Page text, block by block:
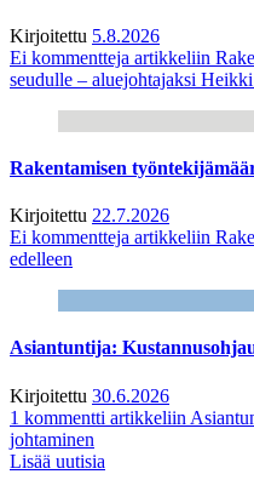
Kirjoitettu 5.8.2026
Ei kommentteja artikkeliin
seudulle – aluejohtajaksi
Rakentamisen
Kirjoitettu 22.7.2026
Ei kommentteja artikkeliin
edelleen
Asiantuntija:
Kirjoitettu 30.6.2026
1 kommentti artikkeliin
johtaminen
Lisää uutisia